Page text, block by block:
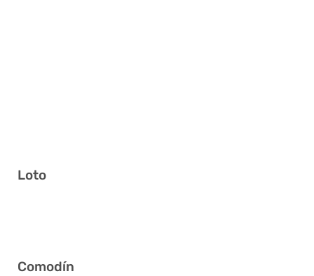
Loto
Comodín